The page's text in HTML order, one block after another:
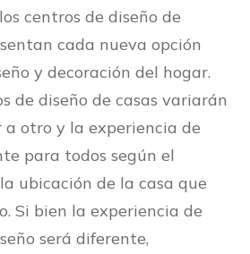
centros de diseño de
cada nueva opción
y decoración del hogar.
de diseño de casas variarán
otro y la experiencia de
para todos según el
ubicación de la casa que
Si bien la experiencia de
será diferente,